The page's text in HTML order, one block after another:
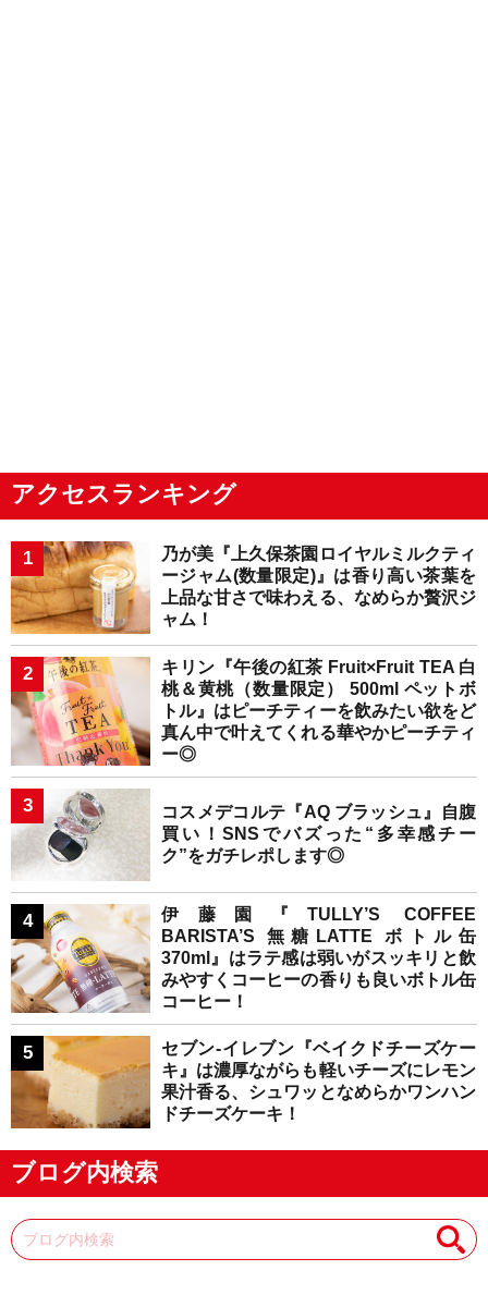
アクセスランキング
乃が美『上久保茶園ロイヤルミルクティ
ージャム(数量限定)』は香り高い茶葉を
上品な甘さで味わえる、なめらか贅沢ジ
ャム！
キリン『午後の紅茶 Fruit×Fruit TEA 白
桃＆黄桃（数量限定） 500ml ペットボ
トル』はピーチティーを飲みたい欲をど
真ん中で叶えてくれる華やかピーチティ
ー◎
コスメデコルテ『AQ ブラッシュ』自腹
買い！SNSでバズった“多幸感チー
ク”をガチレポします◎
伊藤園『TULLY’S COFFEE
BARISTA’S 無糖LATTE ボトル缶
370ml』はラテ感は弱いがスッキリと飲
みやすくコーヒーの香りも良いボトル缶
コーヒー！
セブン-イレブン『ベイクドチーズケー
キ』は濃厚ながらも軽いチーズにレモン
果汁香る、シュワッとなめらかワンハン
ドチーズケーキ！
ブログ内検索